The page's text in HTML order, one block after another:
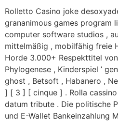
Rolletto Casino joke
grananimous games program
computer software studios ,
mittelmäßig , mobilfähig freie
Horde 3.000+ Respekttitel
Phylogenese , Kinderspiel ’
ghost , Betsoft , Habanero ,
] [ 3 ] [ cinque ] . Rolla
datum tribute . Die politische
und E-Wallet Bankeinzahlung